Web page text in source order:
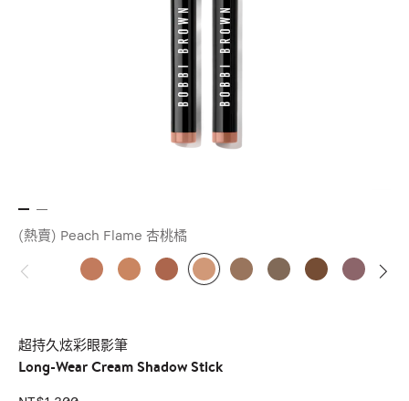
(熱賣) Peach Flame 杏桃橘
超持久炫彩眼影筆
Long-Wear Cream Shadow Stick